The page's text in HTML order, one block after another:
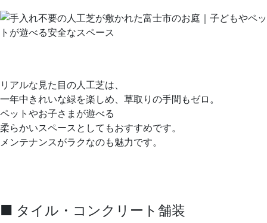
リアルな見た目の人工芝は、
一年中きれいな緑を楽しめ、草取りの手間もゼロ。
ペットやお子さまが遊べる
柔らかいスペースとしてもおすすめです。
メンテナンスがラクなのも魅力です。
■ タイル・コンクリート舗装